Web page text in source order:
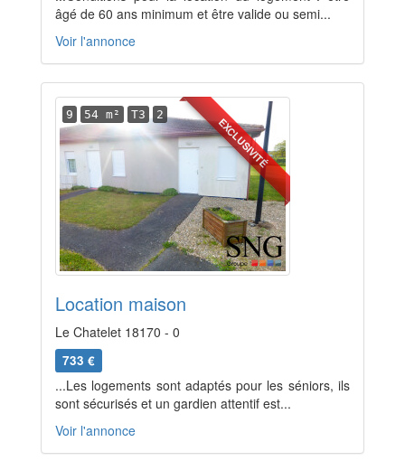
âgé de 60 ans minimum et être valide ou semi...
Voir l'annonce
EXCLUSIVITÉ
9 54 m² T3 2
Location maison
Le Chatelet 18170 - 0
733 €
...Les logements sont adaptés pour les séniors, ils
sont sécurisés et un gardien attentif est...
Voir l'annonce